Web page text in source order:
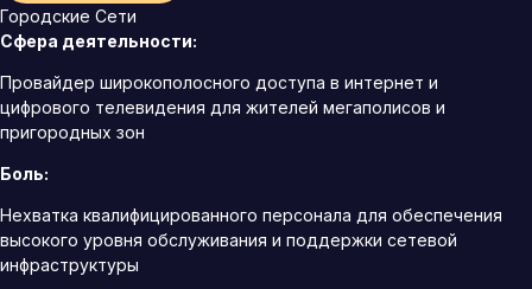
Городские Сети
Сфера деятельности:
Провайдер широкополосного доступа в интернет и
цифрового телевидения для жителей мегаполисов и
пригородных зон
Боль:
Нехватка квалифицированного персонала для обеспечения
высокого уровня обслуживания и поддержки сетевой
инфраструктуры